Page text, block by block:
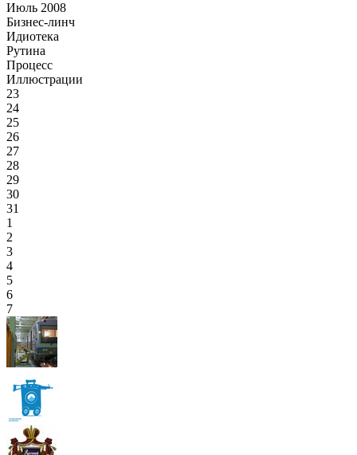
Июль 2008
Бизнес-линч
Идиотека
Рутина
Процесс
Иллюстрации
23
24
25
26
27
28
29
30
31
1
2
3
4
5
6
7